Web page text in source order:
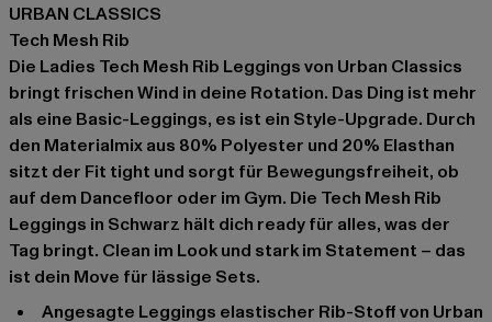
URBAN CLASSICS
Tech Mesh Rib
Die Ladies Tech Mesh Rib Leggings von Urban Classics
bringt frischen Wind in deine Rotation. Das Ding ist mehr
als eine Basic-Leggings, es ist ein Style-Upgrade. Durch
den Materialmix aus 80% Polyester und 20% Elasthan
sitzt der Fit tight und sorgt für Bewegungsfreiheit, ob
auf dem Dancefloor oder im Gym. Die Tech Mesh Rib
Leggings in Schwarz hält dich ready für alles, was der
Tag bringt. Clean im Look und stark im Statement – das
ist dein Move für lässige Sets.
angesagte Leggings elastischer Rib-Stoff von Urban